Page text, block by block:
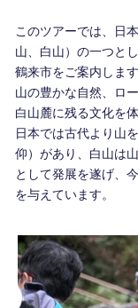
このツアーでは、日
山、白山）の一つと
鶴来市をご案内しま
山の豊かな自然、ロ
白山麓に残る文化を
日本では古代より山
仰）があり、白山は
として発展を遂げ、
を与えています。